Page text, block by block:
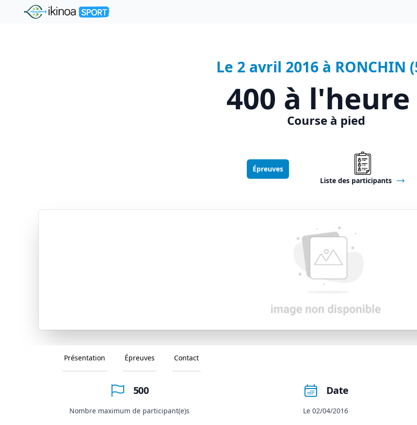
"Ikinoa Sport"
Le 2 avril 2016 à RONCHIN
400 à l'heure
Course à pied
Épreuves
Liste des participants
Présentation Épreuves Contact
500
Nombre maximum de participant(e)s
Date
Le 02/04/2016